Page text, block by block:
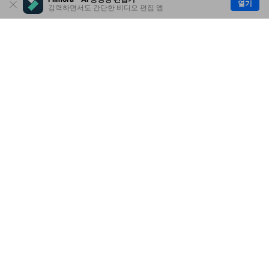
강력하면서도 간단한 비디오 편집 앱
열기